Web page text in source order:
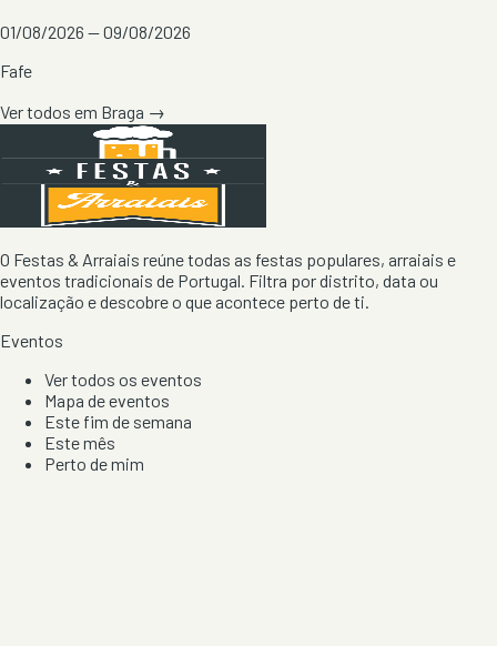
01/08/2026 — 09/08/2026
Fafe
Ver todos em Braga →
O Festas & Arraiais reúne todas as festas populares, arraiais e
eventos tradicionais de Portugal. Filtra por distrito, data ou
localização e descobre o que acontece perto de ti.
Eventos
Ver todos os eventos
Mapa de eventos
Este fim de semana
Este mês
Perto de mim